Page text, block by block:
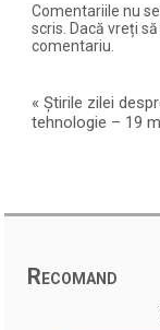
Comentariile nu
scris. Dacă vreți
comentariu.
«Știrile zilei
tehnologie – 19
Recomand